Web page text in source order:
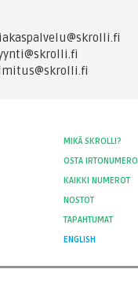
MIKÄ SKROLLI?
OSTA IRTONUMERO
KAIKKI NUMEROT
NOSTOT
TAPAHTUMAT
ENGLISH